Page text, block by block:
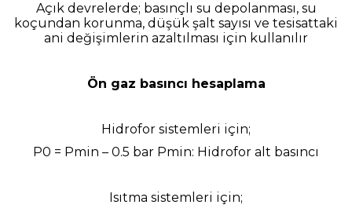
Açık devrelerde; basınçlı su depolanması, su
koçundan korunma, düşük şalt sayısı ve tesisattaki
ani değişimlerin azaltılması için kullanılır
Ön gaz basıncı hesaplama
Hidrofor sistemleri için;
P0 = Pmin – 0.5 bar Pmin: Hidrofor alt basıncı
Isıtma sistemleri için;